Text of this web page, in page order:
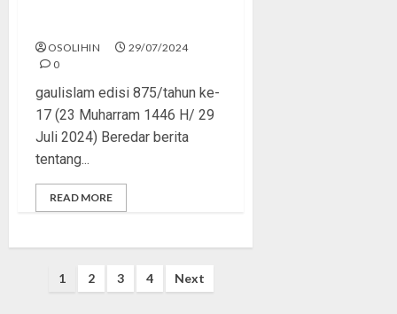
OSOLIHIN
29/07/2024
0
gaulislam edisi 875/tahun ke-
17 (23 Muharram 1446 H/ 29
Juli 2024) Beredar berita
tentang...
READ MORE
Posts1 2 3 4 Next